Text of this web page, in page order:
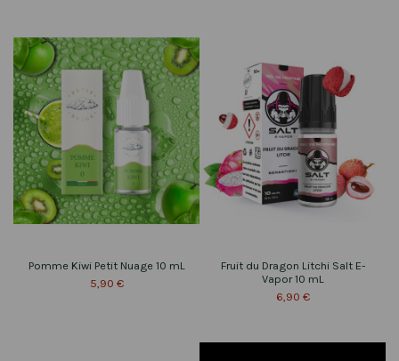
Pomme Kiwi Petit Nuage 10 mL
5,90 €
Fruit du Dragon Litchi Salt E-
Vapor 10 mL
6,90 €